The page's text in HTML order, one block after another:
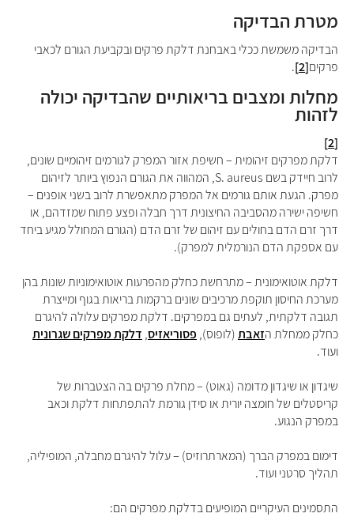
מטרת הבדיקה
הבדיקה משמשת ככלי באבחנת דלקת פרקים ובקביעת הגורם לכאבי
פרקים[2]
.
מחלות ומצבים בריאותיים שהבדיקה יכולה
לזהות
[2]
דלקת מפרקים זיהומית –חשיפת אזור המפרק לגורמים זיהומיים שונים,
לרוב חיידק בשם S. aureus
, המהווה את הגורם הנפוץ ביותרלזיהום
מפרק. הגעת אותם גורמים אל המפרק מתאפשרת לרוב בשני אופנים –
חשיפה ישירה מהסביבה החיצונית דרך חבלה ופצע פתוח שמזדהם, או
דרך זרם הדם בחולים עם זיהום של זרם הדם (הגורם המחולל מגיע ביחד
עם אספקת הדם הנורמלית למפרק).
דלקת אוטואימונית – מתרחשת כחלק מהפרעות אוטואימוניות שונות בהן
מערכת החיסון תוקפת מרכיבים שונים ברקמות בריאות בגוף ומייצרת
תגובה דלקתית, לעתים גם במפרקים. דלקת מפרקים עלולה להיגרם
כחלק ממחלת הזאבת(לופוס), פסוריאזיס, דלקת מפרקים שגרונית
ועוד.
שיגדון או שיגדון מדומה (גאוט) – מחלת פרקים בה הצטברות של
קריסטלים של חומצה יורית או סידן גורמת להתפתחות דלקת וכאב
במפרק הנגוע.
דימום במפרק הברך (המארתרוזיס) – עלול להיגרם מחבלה, המופיליה,
תהליך סרטני ועוד.
התסמינים העיקריים המופיעים בדלקת מפרקים הם: